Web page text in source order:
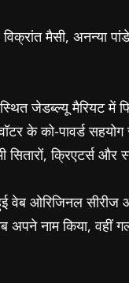
मैसी, अनन्या
जेडब्ल्यू मैरियट में
के को-पावर्ड
क्रिएटर्स और
ओरिजिनल सीरीज
नाम किया, वहीं